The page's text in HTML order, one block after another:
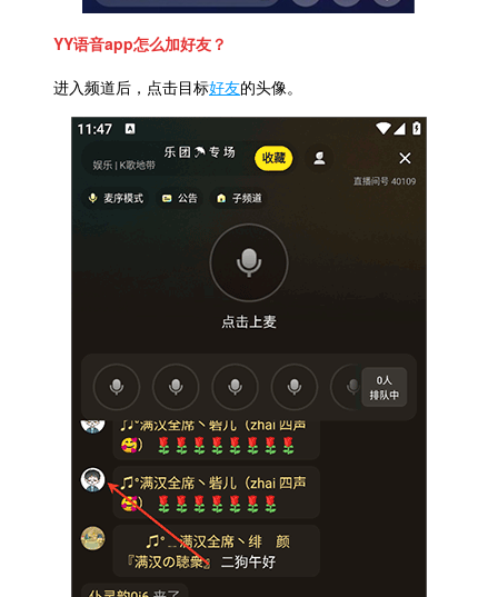
YY语音app怎么加好友？
进入频道后，点击目标好友的头像。